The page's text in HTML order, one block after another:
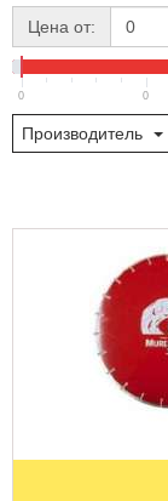
Цена от:
0 0
Производитель